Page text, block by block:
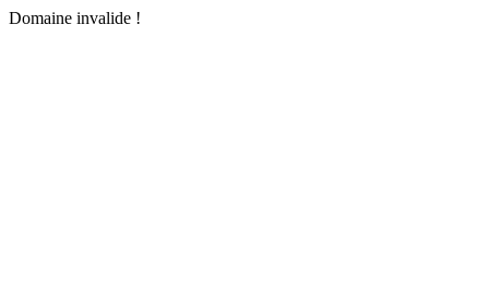
Domaine invalide !